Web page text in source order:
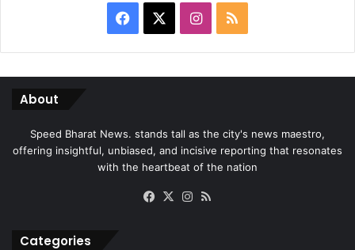
Facebook Instagram
RSS
About
Speed Bharat News. stands tall as the city's news maestro,
offering insightful, unbiased, and incisive reporting that resonates
with the heartbeat of the nation
Facebook
X Instagram
Categories